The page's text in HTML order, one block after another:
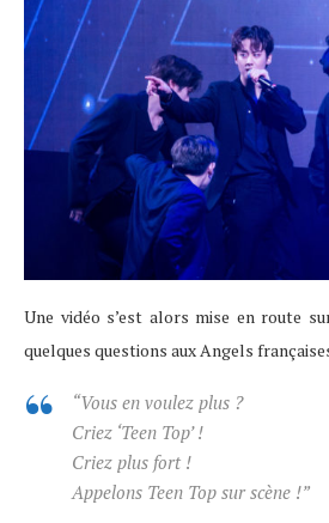
Une vidéo s’est alors mise en route
quelques questions aux Angels
“Vous en voulez plus ?
Criez ‘Teen Top’ !
Criez plus fort !
Appelons Teen Top sur scène !”